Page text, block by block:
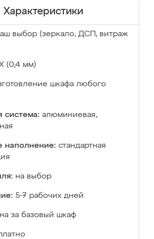
Характеристики
выбор (зеркало, ДСП, витраж
(0,4 мм)
шкафа любого
система: алюминиевая,
наполнение: стандартная
на выбор
5-7 рабочих дней
за базовый шкаф